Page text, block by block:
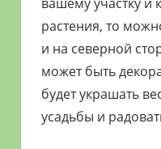
вашему участку и
растения, то
и на северной
может быть
будет украшать
усадьбы и